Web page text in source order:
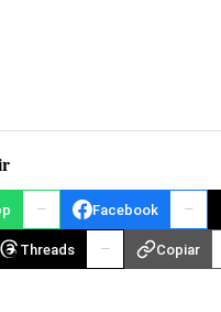
Facebook
Threads Copiar